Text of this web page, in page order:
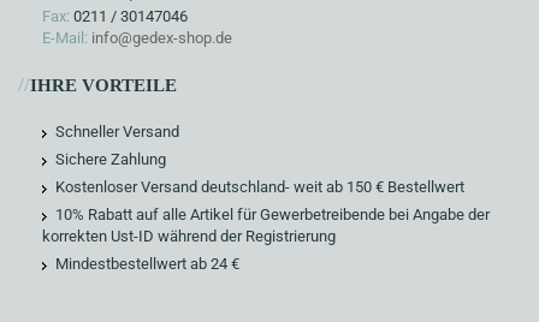
Fax: 0211 / 30147046
E-Mail: info@gedex-shop.de
//IHRE VORTEILE
Schneller Versand
Sichere Zahlung
Kostenloser Versand deutschland- weit ab 150 € Bestellwert
10% Rabatt auf alle Artikel für Gewerbetreibende bei Angabe der
korrekten Ust-ID während der Registrierung
Mindestbestellwert ab 24 €